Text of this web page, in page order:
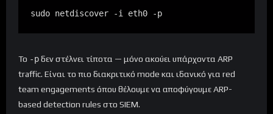
sudo netdiscover -i eth0 -p
Το -pδεν στέλνει τίποτα — μόνο ακούει υπάρχοντα ARP
traffic. Είναι το πιο διακριτικό mode και ιδανικό για red
team engagements όπου θέλουμε να αποφύγουμε ARP-
based detection rules στο SIEM.